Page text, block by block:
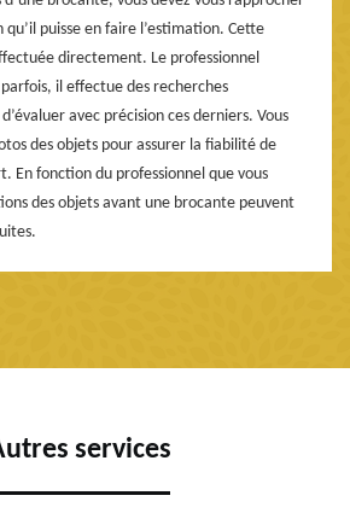
qu’il puisse en faire l’estimation. Cette
directement. Le professionnel
il effectue des recherches
avec précision ces derniers. Vous
des objets pour assurer la fiabilité de
En fonction du professionnel que vous
des objets avant une brocante peuvent
services